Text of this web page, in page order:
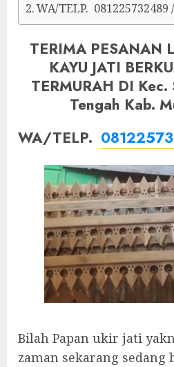
WA/TELP. 081225732489
TERIMA PESANAN
KAYU JATI
TERMURAH DI
Tengah Kab.
WA/TELP.
Bilah Papan ukir jati
zaman sekarang